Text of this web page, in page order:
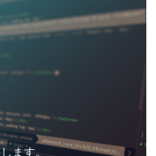
ます。